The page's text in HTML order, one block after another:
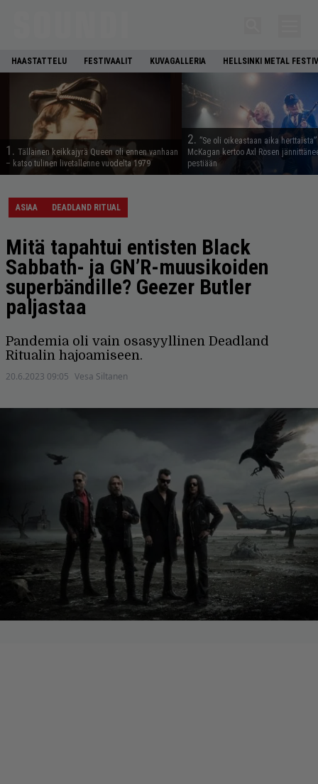
HAASTATTELU FESTIVAALIT KUVAGALLERIA HELLSINKI METAL
1. Tällainen keikkajyrä Queen oli ennen vanhaan
– katso tulinen livetallenne vuodelta 1979
2. ”Se oli oikeastaan aika
McKagan kertoo Axl Rosen
pestiään
ASIAA DEADLAND RITUAL
Mitä tapahtui entisten Black
Sabbath- ja GN’R-muusikoiden
superbändille? Geezer Butler
paljastaa
Pandemia oli vain osasyyllinen Deadland
Ritualin hajoamiseen.
20.6.2023 09:05 Vesa Siltanen